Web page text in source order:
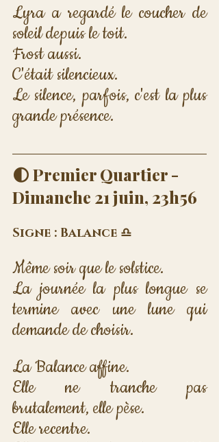
Lyra a regardé le coucher de
soleil depuis le toit.
Frost aussi.
C'était silencieux.
Le silence, parfois, c'est la plus
grande présence.
🌓 Premier Quartier -
Dimanche 21 juin, 23h56
Signe : Balance ♎
Même soir que le solstice.
La journée la plus longue se
termine avec une lune qui
demande de choisir.
La Balance affine.
Elle ne tranche pas
brutalement, elle pèse.
Elle recentre.